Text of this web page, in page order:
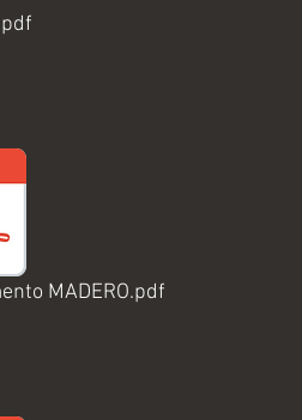
MADERO.pdf